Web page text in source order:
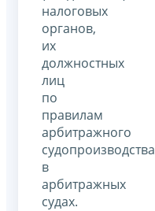
налоговых
органов,
их
должностных
лиц
по
правилам
арбитражного
судопроизводства
в
арбитражных
судах.